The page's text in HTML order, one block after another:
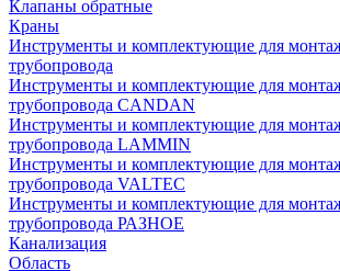
Клапаны обратные
Краны
Инструменты и комплектующие для
трубопровода
Инструменты и комплектующие для
трубопровода CANDAN
Инструменты и комплектующие для
трубопровода LAMMIN
Инструменты и комплектующие для
трубопровода VALTEC
Инструменты и комплектующие для
трубопровода РАЗНОЕ
Канализация
Область